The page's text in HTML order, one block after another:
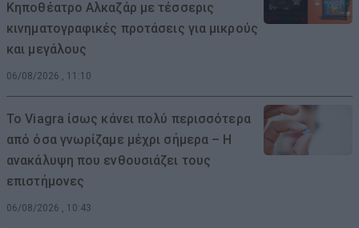
Κηποθέατρο Αλκαζάρ με τέσσερις
κινηματογραφικές προτάσεις για μικρούς
και μεγάλους
06/08/2026 , 11:10
Το Viagra ίσως κάνει πολύ περισσότερα
από όσα γνωρίζαμε μέχρι σήμερα – Η
ανακάλυψη που ενθουσιάζει τους
επιστήμονες
06/08/2026 , 10:43